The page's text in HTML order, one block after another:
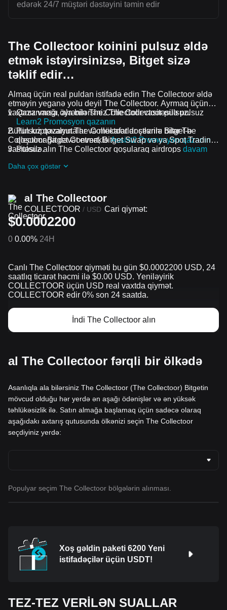
edərək 24/7 müştəri dəstəyini təmin edir
The Collectoor koinini pulsuz əldə
etmək istəyirsinizsə, Bitget sizə
təklif edir…
Almaq üçün real puldan istifadə edin The Collectoor əldə
etməyin yeganə yolu deyil The Collectoor. Ayrmaq üçün
vaxtınız varsa, ala bilərsiniz The Collectoor pulsuz.
Qazanmağı öyrənin The Collectoor vasitəsilə pulsuz
Learn2 Promosyon qazanın
Pulsuz qazanın The Collectoor dostlarını Bitget-ə
qoşulmağa dəvət etməkləAssist2 Promosyon qazanın
Pulsuz alın The Collectoor qoşularaq airdrops davam
Bütün kriptovalyutalar və mükafatlar çevrilə bilər The
Collectoor Bitget Convert, Bitget Swap və ya Spot Trading
vasitəsilə.
Daha çox göstər
al The Collectoor
COLLECTOOR / USD Cari qiymət:
$0.0002200
0 0.00% 24H
Canlı The Collectoor qiyməti bu gün $0.0002200 USD, 24
saatlıq ticarət həcmi ilə $0.00 USD. Yeniləyirik
COLLECTOOR üçün USD real vaxtda qiymət.
COLLECTOOR edir 0% son 24 saatda.
İndi The Collectoor alın
al The Collectoor fərqli bir ölkədə
Asanlıqla ala bilərsiniz The Collectoor (The Collectoor) Bitgetin
mövcud olduğu hər yerdə ən aşağı ödənişlər və ən yüksək
təhlükəsizlik ilə. Satın almağa başlamaq üçün sadəcə olaraq
aşağıdakı axtarış qutusunda ölkənizi seçin The Collectoor
seçdiyiniz yerdə:
Populyar seçim The Collectoor bölgələrin alınması.
Xoş gəldin paketi 6200 Yeni
istifadəçilər üçün USDT!
TEZ-TEZ VERİLƏN SUALLAR